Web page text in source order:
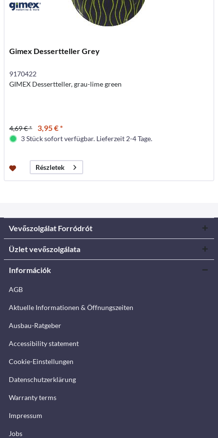
Gimex Dessertteller Grey
9170422
GIMEX Dessertteller, grau-lime green
4,69 € * 3,95 € *
3 Stück sofort verfügbar. Lieferzeit 2-4 Tage.
Részletek
Vevőszolgálat Forródrót
Üzlet vevőszolgálata
Információk
AGB
Aktuelle Informationen & Öffnungszeiten
Ausbau-Ratgeber
Accessibility statement
Cookie-Einstellungen
Datenschutzerklärung
Warranty terms
Impressum
Jobs